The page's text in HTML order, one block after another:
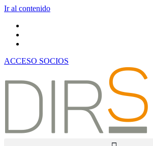
Ir al contenido
ACCESO SOCIOS